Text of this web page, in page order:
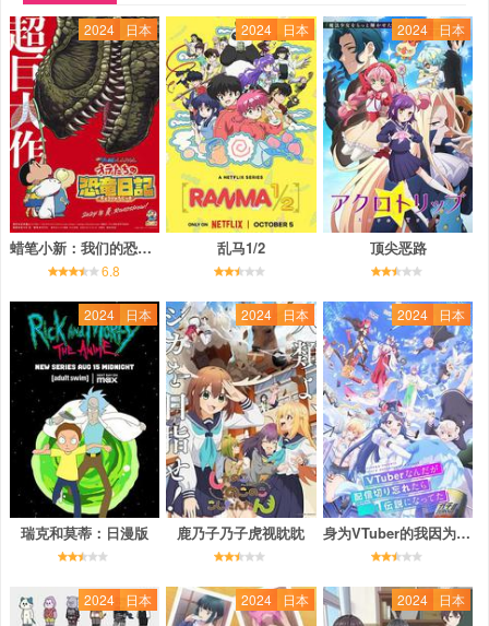
2024 日本
蜡笔小新：我们的恐龙日记
6.8
2024 日本
乱马1/2
2024 日本
顶尖恶路
2024 日本
瑞克和莫蒂：日漫版
2024 日本
鹿乃子乃子虎视眈眈
2024 日本
身为VTuber的我因为忘记关台而成了传说
2024 日本 2024 日本 2024 日本